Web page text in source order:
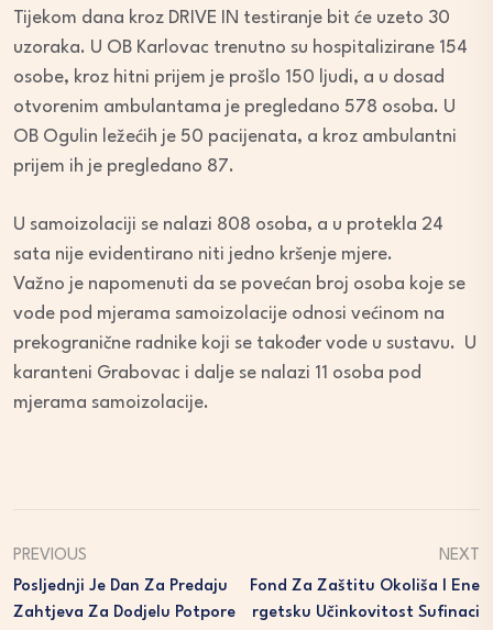
Tijekom dana kroz DRIVE IN testiranje bit će uzeto 30
uzoraka. U OB Karlovac trenutno su hospitalizirane 154
osobe, kroz hitni prijem je prošlo 150 ljudi, a u dosad
otvorenim ambulantama je pregledano 578 osoba. U
OB Ogulin ležećih je 50 pacijenata, a kroz ambulantni
prijem ih je pregledano 87.
U samoizolaciji se nalazi 808 osoba, a u protekla 24
sata nije evidentirano niti jedno kršenje mjere.
Važno je napomenuti da se povećan broj osoba koje se
vode pod mjerama samoizolacije odnosi većinom na
prekogranične radnike koji se također vode u sustavu. U
karanteni Grabovac i dalje se nalazi 11 osoba pod
mjerama samoizolacije.
PREVIOUS
Posljednji Je Dan Za Predaju
Zahtjeva Za Dodjelu Potpore
NEXT
Fond Za Zaštitu Okoliša I Ene
Rgetsku Učinkovitost Sufinaci